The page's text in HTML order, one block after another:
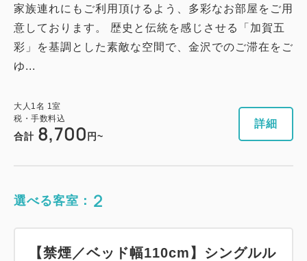
家族連れにもご利用頂けるよう、多彩なお部屋をご用
意しております。 歴史と伝統を感じさせる「加賀五
彩」を基調とした素敵な空間で、金沢でのご滞在をご
ゆ...
大人 1名 1室
税・手数料込
合計 8,700 円~
詳細
選べる客室： 2
【禁煙／ベッド幅110cm】シングルル